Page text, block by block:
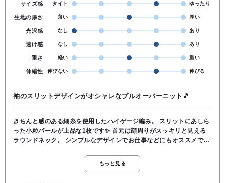
サイズ感 タイト ゆったり
生地の厚さ 薄い 厚い
光沢感 なし あり
透け感 なし あり
重さ 軽い 重い
伸縮性 伸びない 伸びる
袖のスリットデザインがオシャレなプルオーバーニット🎵
きちんと感のある細糸を使用したハイゲージ編み。 スリットにあしら
った小粒パールが上品な1枚です✨️ 首元は顔周りがスッキリと見える
ラウンドネック。 シンプルなデザインでお仕事などにもオススメです
バーしてくれます☆ スリット幅は狭く、肩線よりも落としているの
で、インナーの肩紐なども見える心配がないのも嬉しいポイントです
もっと見る